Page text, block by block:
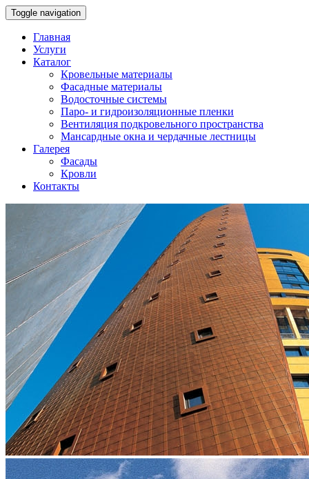
Toggle navigation
Главная
Услуги
Каталог
Кровельные материалы
Фасадные материалы
Водосточные системы
Паро- и гидроизоляционные пленки
Вентиляция подкровельного пространства
Мансардные окна и чердачные лестницы
Галерея
Фасады
Кровли
Контакты